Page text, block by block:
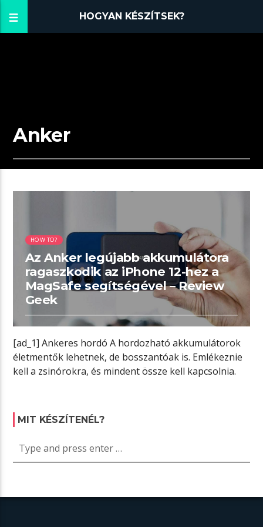
HOGYAN KÉSZÍTSEK?
Anker
HOW TO?
Az Anker legújabb akkumulátora
ragaszkodik az iPhone 12-hez a
MagSafe segítségével – Review
Geek
[ad_1] Ankeres hordó A hordozható akkumulátorok
életmentők lehetnek, de bosszantóak is. Emlékeznie
kell a zsinórokra, és mindent össze kell kapcsolnia.
MIT KÉSZÍTENÉL?